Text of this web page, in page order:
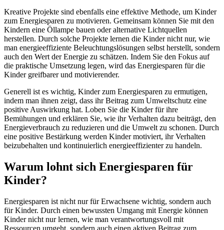
Kreative Projekte sind ebenfalls eine effektive Methode, um Kinder
zum Energiesparen zu motivieren. Gemeinsam können Sie mit den
Kindern eine Öllampe bauen oder alternative Lichtquellen
herstellen. Durch solche Projekte lernen die Kinder nicht nur, wie
man energieeffiziente Beleuchtungslösungen selbst herstellt, sondern
auch den Wert der Energie zu schätzen. Indem Sie den Fokus auf
die praktische Umsetzung legen, wird das Energiesparen für die
Kinder greifbarer und motivierender.
Generell ist es wichtig, Kinder zum Energiesparen zu ermutigen,
indem man ihnen zeigt, dass ihr Beitrag zum Umweltschutz eine
positive Auswirkung hat. Loben Sie die Kinder für ihre
Bemühungen und erklären Sie, wie ihr Verhalten dazu beiträgt, den
Energieverbrauch zu reduzieren und die Umwelt zu schonen. Durch
eine positive Bestärkung werden Kinder motiviert, ihr Verhalten
beizubehalten und kontinuierlich energieeffizienter zu handeln.
Warum lohnt sich Energiesparen für
Kinder?
Energiesparen ist nicht nur für Erwachsene wichtig, sondern auch
für Kinder. Durch einen bewussten Umgang mit Energie können
Kinder nicht nur lernen, wie man verantwortungsvoll mit